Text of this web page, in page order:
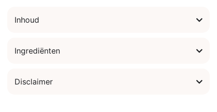
Inhoud
Ingrediënten
Disclaimer